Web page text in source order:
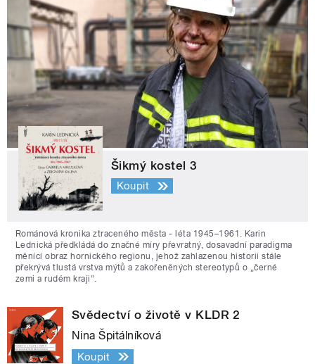
Šikmý kostel 3
Koupit
Románová kronika ztraceného města - léta 1945–1961. Karin
Lednická předkládá do značné míry převratný, dosavadní paradigma
měnící obraz hornického regionu, jehož zahlazenou historii stále
překrývá tlustá vrstva mýtů a zakořeněných stereotypů o „černé
zemi a rudém kraji“.
Svědectví o životě v KLDR 2
Nina Špitálníková
Koupit